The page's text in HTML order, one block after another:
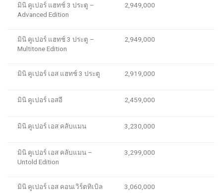
มินิ คูเปอร์ แฮทช์ 3 ประตู –
Advanced Edition
2,949,000
มินิ คูเปอร์ แฮทช์3 ประตู –
Multitone Edition
2,949,000
มินิ คูเปอร์ เอส แฮทช์ 3 ประตู 2,919,000
มินิ คูเปอร์ เอสอี 2,459,000
มินิ คูเปอร์ เอส คลับแมน 3,230,000
มินิ คูเปอร์ เอส คลับแมน –
Untold Edition
3,299,000
มินิ คูเปอร์ เอส คอนเวิร์ตทิเบิล 3,060,000